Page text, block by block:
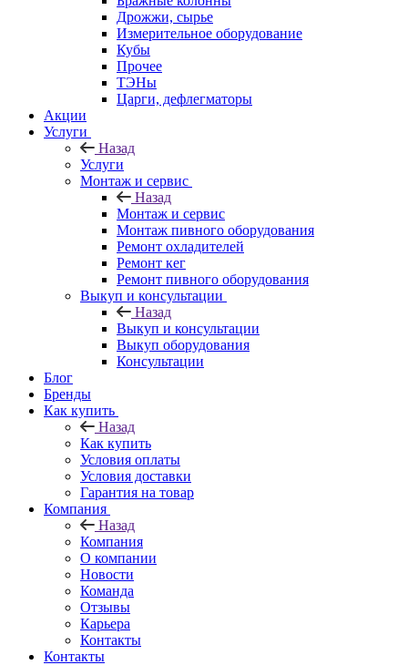
Дрожжи, сырье
Измерительное оборудование
Кубы
Прочее
ТЭНы
Царги, дефлегматоры
Акции
Услуги
Назад
Услуги
Монтаж и сервис
Назад
Монтаж и сервис
Монтаж пивного оборудования
Ремонт охладителей
Ремонт кег
Ремонт пивного оборудования
Выкуп и консультации
Назад
Выкуп и консультации
Выкуп оборудования
Консультации
Блог
Бренды
Как купить
Назад
Как купить
Условия оплаты
Условия доставки
Гарантия на товар
Компания
Назад
Компания
О компании
Новости
Команда
Отзывы
Карьера
Контакты
Контакты